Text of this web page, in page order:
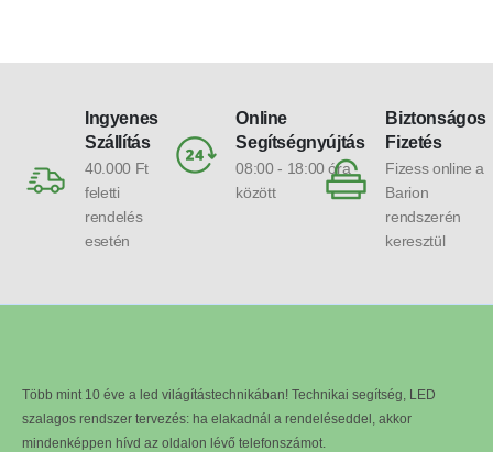
Ingyenes
Szállítás
40.000 Ft
feletti
rendelés
esetén
Online
Segítségnyújtás
08:00 - 18:00 óra
között
Biztonságos
Fizetés
Fizess online a
Barion
rendszerén
keresztül
Több mint 10 éve a led világítástechnikában! Technikai segítség, LED
szalagos rendszer tervezés: ha elakadnál a rendeléseddel, akkor
mindenképpen hívd az oldalon lévő telefonszámot.